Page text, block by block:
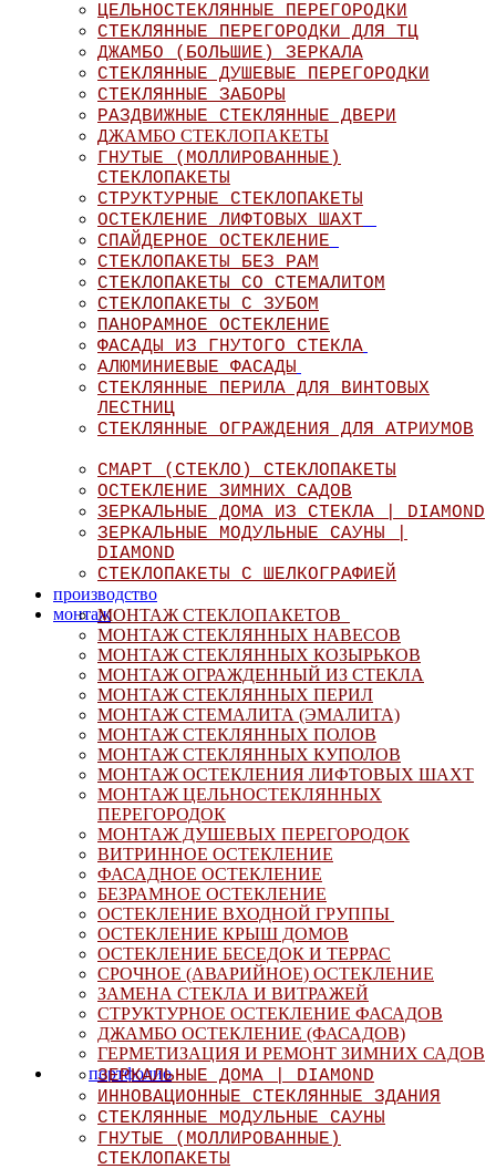
ЦЕЛЬНОСТЕКЛЯННЫЕ ПЕРЕГОРОДКИ
СТЕКЛЯННЫЕ ПЕРЕГОРОДКИ ДЛЯ ТЦ
ДЖАМБО (БОЛЬШИЕ) ЗЕРКАЛА
СТЕКЛЯННЫЕ ДУШЕВЫЕ ПЕРЕГОРОДКИ
СТЕКЛЯННЫЕ ЗАБОРЫ
РАЗДВИЖНЫЕ СТЕКЛЯННЫЕ ДВЕРИ
ДЖАМБО СТЕКЛОПАКЕТЫ
ГНУТЫЕ (МОЛЛИРОВАННЫЕ)
СТЕКЛОПАКЕТЫ
СТРУКТУРНЫЕ СТЕКЛОПАКЕТЫ
ОСТЕКЛЕНИЕ ЛИФТОВЫХ ШАХТ
СПАЙДЕРНОЕ ОСТЕКЛЕНИЕ
СТЕКЛОПАКЕТЫ БЕЗ РАМ
СТЕКЛОПАКЕТЫ СО СТЕМАЛИТОМ
СТЕКЛОПАКЕТЫ С ЗУБОМ
ПАНОРАМНОЕ ОСТЕКЛЕНИЕ
ФАСАДЫ ИЗ ГНУТОГО СТЕКЛА
АЛЮМИНИЕВЫЕ ФАСАДЫ
СТЕКЛЯННЫЕ ПЕРИЛА ДЛЯ ВИНТОВЫХ
ЛЕСТНИЦ
СТЕКЛЯННЫЕ ОГРАЖДЕНИЯ ДЛЯ АТРИУМОВ
СМАРТ (СТЕКЛО) СТЕКЛОПАКЕТЫ
ОСТЕКЛЕНИЕ ЗИМНИХ САДОВ
ЗЕРКАЛЬНЫЕ ДОМА ИЗ СТЕКЛА | DIAMOND
ЗЕРКАЛЬНЫЕ МОДУЛЬНЫЕ САУНЫ |
DIAMOND
СТЕКЛОПАКЕТЫ С ШЕЛКОГРАФИЕЙ
производство
монтажМОНТАЖ СТЕКЛОПАКЕТОВ
МОНТАЖ СТЕКЛЯННЫХ НАВЕСОВ
МОНТАЖ СТЕКЛЯННЫХ КОЗЫРЬКОВ
МОНТАЖ ОГРАЖДЕННЫЙ ИЗ СТЕКЛА
МОНТАЖ СТЕКЛЯННЫХ ПЕРИЛ
МОНТАЖ СТЕМАЛИТА (ЭМАЛИТА)
МОНТАЖ СТЕКЛЯННЫХ ПОЛОВ
МОНТАЖ СТЕКЛЯННЫХ КУПОЛОВ
МОНТАЖ ОСТЕКЛЕНИЯ ЛИФТОВЫХ ШАХТ
МОНТАЖ ЦЕЛЬНОСТЕКЛЯННЫХ
ПЕРЕГОРОДОК
МОНТАЖ ДУШЕВЫХ ПЕРЕГОРОДОК
ВИТРИННОЕ ОСТЕКЛЕНИЕ
ФАСАДНОЕ ОСТЕКЛЕНИЕ
БЕЗРАМНОЕ ОСТЕКЛЕНИЕ
ОСТЕКЛЕНИЕ ВХОДНОЙ ГРУППЫ
ОСТЕКЛЕНИЕ КРЫШ ДОМОВ
ОСТЕКЛЕНИЕ БЕСЕДОК И ТЕРРАС
СРОЧНОЕ (АВАРИЙНОЕ) ОСТЕКЛЕНИЕ
ЗАМЕНА СТЕКЛА И ВИТРАЖЕЙ
СТРУКТУРНОЕ ОСТЕКЛЕНИЕ ФАСАДОВ
ДЖАМБО ОСТЕКЛЕНИЕ (ФАСАДОВ)
ГЕРМЕТИЗАЦИЯ И РЕМОНТ ЗИМНИХ САДОВ
портфолио
ЗЕРКАЛЬНЫЕ ДОМА | DIAMOND
ИННОВАЦИОННЫЕ СТЕКЛЯННЫЕ ЗДАНИЯ
СТЕКЛЯННЫЕ МОДУЛЬНЫЕ САУНЫ
ГНУТЫЕ (МОЛЛИРОВАННЫЕ)
СТЕКЛОПАКЕТЫ